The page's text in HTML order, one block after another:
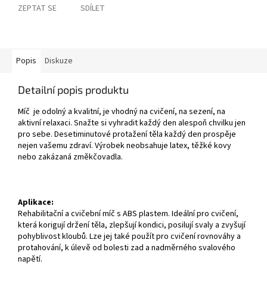
ZEPTAT SE SDÍLET
Popis Diskuze
Detailní popis produktu
Míč je odolný a kvalitní, je vhodný na cvičení, na sezení, na
aktivní relaxaci. Snažte si vyhradit každý den alespoň chvilku jen
pro sebe. Desetiminutové protažení těla každý den prospěje
nejen vašemu zdraví. Výrobek neobsahuje latex, těžké kovy
nebo zakázaná změkčovadla.
Aplikace:
Rehabilitační a cvičební míč s ABS plastem. Ideální pro cvičení,
která korigují držení těla, zlepšují kondici, posilují svaly a zvyšují
pohyblivost kloubů. Lze jej také použít pro cvičení rovnováhy a
protahování, k úlevě od bolesti zad a nadměrného svalového
napětí.